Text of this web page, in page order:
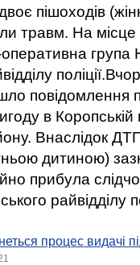
пішоходів
травм. На місце
група
в
Внаслідок
дитиною)
прибула
райвідділу
процес видачі